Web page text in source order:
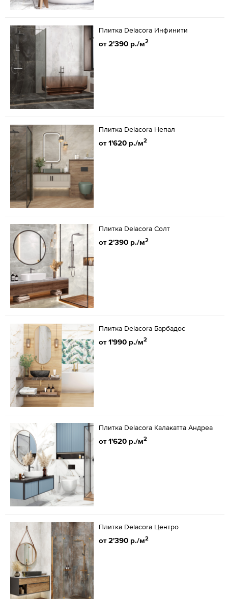
Плитка Delacora Инфинити
от 2'390 р./м2
Плитка Delacora Непал
от 1'620 р./м2
Плитка Delacora Солт
от 2'390 р./м2
Плитка Delacora Барбадос
от 1'990 р./м2
Плитка Delacora Калакатта Андреа
от 1'620 р./м2
Плитка Delacora Центро
от 2'390 р./м2